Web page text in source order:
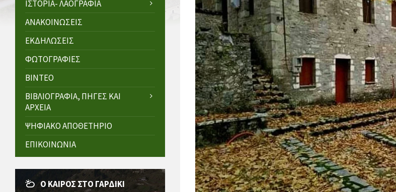
ΙΣΤΟΡΊΑ- ΛΑΟΓΡΑΦΊΑ
ΑΝΑΚΟΙΝΏΣΕΙΣ
ΕΚΔΗΛΏΣΕΙΣ
ΦΩΤΟΓΡΑΦΊΕΣ
ΒΊΝΤΕΟ
ΒΙΒΛΙΟΓΡΑΦΊΑ, ΠΗΓΈΣ ΚΑΙ
ΑΡΧΕΊΑ
ΨΗΦΙΑΚΌ ΑΠΟΘΕΤΉΡΙΟ
ΕΠΙΚΟΙΝΩΝΊΑ
Ο ΚΑΙΡΌΣ ΣΤΟ ΓΑΡΔΊΚΙ